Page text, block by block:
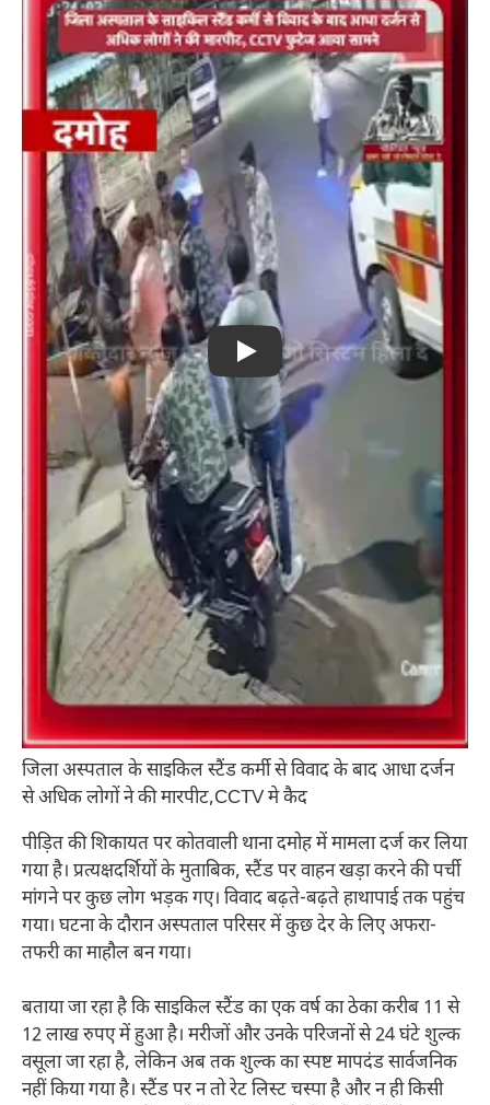
Play
जिला अस्पताल के साइकिल स्टैंड कर्मी से विवाद के बाद आधा दर्जन
से अधिक लोगों ने की मारपीट,CCTV मे कैद
पीड़ित की शिकायत पर कोतवाली थाना दमोह में मामला दर्ज कर लिया
गया है। प्रत्यक्षदर्शियों के मुताबिक, स्टैंड पर वाहन खड़ा करने की पर्ची
मांगने पर कुछ लोग भड़क गए। विवाद बढ़ते-बढ़ते हाथापाई तक पहुंच
गया। घटना के दौरान अस्पताल परिसर में कुछ देर के लिए अफरा-
तफरी का माहौल बन गया।
बताया जा रहा है कि साइकिल स्टैंड का एक वर्ष का ठेका करीब 11 से
12 लाख रुपए में हुआ है। मरीजों और उनके परिजनों से 24 घंटे शुल्क
वसूला जा रहा है, लेकिन अब तक शुल्क का स्पष्ट मापदंड सार्वजनिक
नहीं किया गया है। स्टैंड पर न तो रेट लिस्ट चस्पा है और न ही किसी